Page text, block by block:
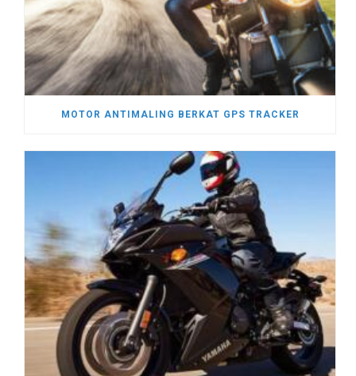
MOTOR ANTIMALING BERKAT GPS TRACKER